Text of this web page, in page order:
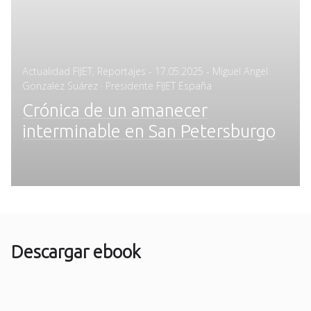
Actualidad FIJET Reportajes - Posted
on
17.05.2025 - Miguel Angel
Gonzalez Suárez · Presidente FIJET España
Crónica de un amanecer
interminable en San Petersburgo
Descargar ebook